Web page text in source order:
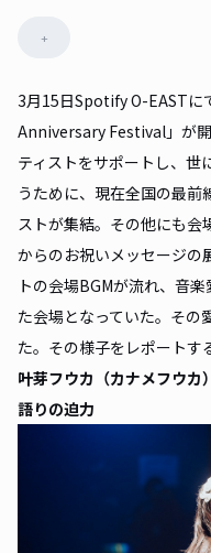
+
3月15日Spotify O-EAST
Anniversary Festival」が
ティストをサポートし、世
うために、現在全国の最前
ストが集結。その他にも会
からのお祝いメッセージの
トの会場BGMが流れ、音
た会場となっていた。その
た。その様子をレポートす
叶芽フウカ（カナメフウカ
語りの迫力